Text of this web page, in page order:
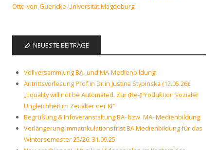
Otto-von-Guericke-Universität Magdeburg.
NEUESTE BEITRÄGE
Vollversammlung BA- und MA-Medienbildung:
Antrittsvorlesung Prof.in Dr.in Justina Stypinska (12.05.26):
„Equality will not be Automated. Zur (Re-)Produktion sozialer
Ungleichheit im Zeitalter der KI“
Begrüßung & Infoveranstaltung BA- bzw. MA- Medienbildung
Verlängerung Immatrikulationsfrist BA Medienbildung für das
Wintersemester 25/26: 31.09.25